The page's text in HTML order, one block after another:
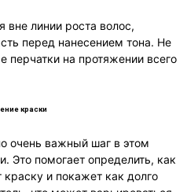
вне линии роста волос,
перед нанесением тона. Не
перчатки на протяжении всего
краски
очень важный шаг в этом
Это помогает определить, как
и покажет как долго